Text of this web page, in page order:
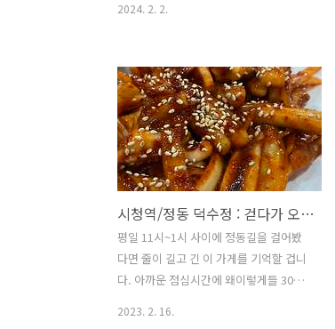
https://naver.me/G4wY2Ume 봉은사
서래원 : 네이버 방문자리뷰 962 · 블로
그리뷰 16 m.place.naver.com (2023
년 연말 기준) 그렇다면 플랜비 발동!!! 평
소 가보고 싶었던 근처 맛집으로 빠르게
이동했다. 뭐랄까 이것은 청국장과 소고
기 무국이 반반 섞인 듯한 그런 맛? (실제
로 큼직한 무 덩이가 듬뿍 들어있음) 간이
전혀 짜지 않아서 꽤나 퍽퍽 퍼먹었는데
도 초큼 아쉬워지는 순간 메뉴판에 적힌
리필 문구가 생각났다. 아니 이런 곳이
2024. 2. 2.
시청역/정동 덕수정 : 걷다가 오징어볶음, 걷다가 커피, 걷다가 야경(feat.커피앤시가렛)
평일 11시~1시 사이에 정동길을 걸어봤
다면 줄이 길고 긴 이 가게를 기억할 겁니
다. 아까운 점심시간에 왜이렇게들 30분
2023. 2. 16.